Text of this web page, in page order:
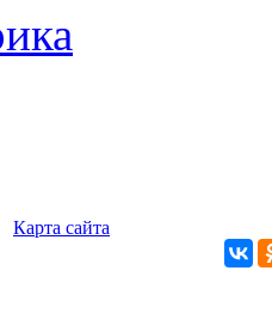
Карта сайта